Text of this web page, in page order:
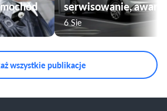
serwisowanie, awarie
6 Sie
wszystkie publikacje